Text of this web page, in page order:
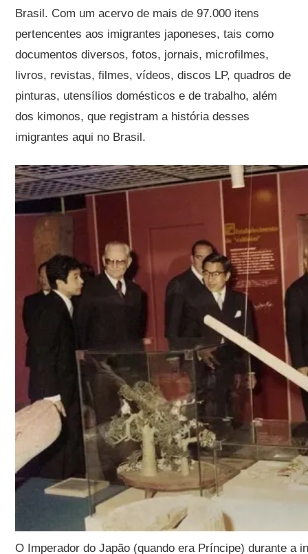
Brasil. Com um acervo de mais de 97.000 itens
pertencentes aos imigrantes japoneses, tais como
documentos diversos, fotos, jornais, microfilmes,
livros, revistas, filmes, vídeos, discos LP, quadros de
pinturas, utensílios domésticos e de trabalho, além
dos kimonos, que registram a história desses
imigrantes aqui no Brasil.
O Imperador do Japão (quando era Príncipe) durante a